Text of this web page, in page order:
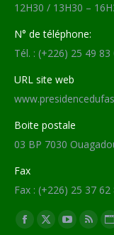
12H30 / 13H30 –
N° de téléphone:
Tél. : (+226) 25 49 83
URL site web
Boite postale
03 BP 7030
Fax
Fax : (+226) 25 37 62
Trouvez nous sur :
Facebook
X
YouTube
RSS